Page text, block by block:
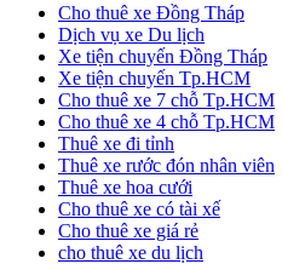
Cho thuê xe Đồng Tháp
Dịch vụ xe Du lịch
Xe tiện chuyến Đồng Tháp
Xe tiện chuyến Tp.HCM
Cho thuê xe 7 chỗ Tp.HCM
Cho thuê xe 4 chỗ Tp.HCM
Thuê xe đi tỉnh
Thuê xe rước đón nhân viên
Thuê xe hoa cưới
Cho thuê xe có tài xế
Cho thuê xe giá rẻ
cho thuê xe du lịch